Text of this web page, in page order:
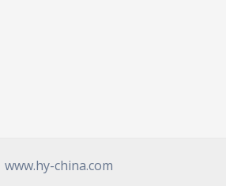
www.hy-china.com